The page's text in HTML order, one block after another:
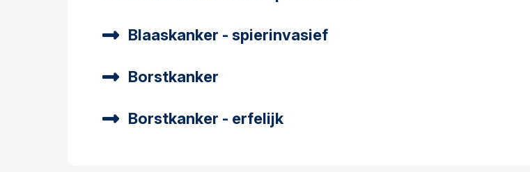
Blaaskanker - spierinvasief
Borstkanker
Borstkanker - erfelijk